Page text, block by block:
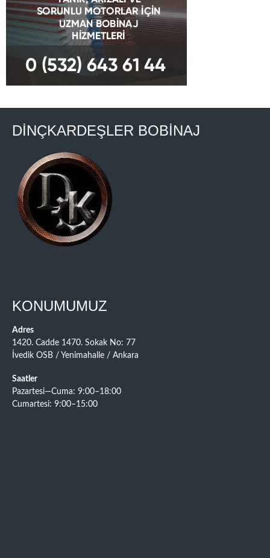
DİNÇKARDEŞLER BOBİNAJ
KONUMUMUZ
Adres
1420. Cadde 1470. Sokak No: 77
İvedik OSB / Yenimahalle / Ankara
Saatler
Pazartesi—Cuma: 9:00–18:00
Cumartesi: 9:00–15:00